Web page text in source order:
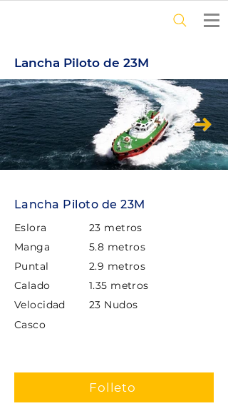
Lancha Piloto de 23M
Lancha Piloto de 23M
Eslora
23 metros
Manga
5.8 metros
Puntal
2.9 metros
Calado
1.35 metros
Velocidad
23 Nudos
Casco
Folleto